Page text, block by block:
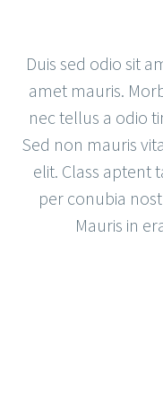
Duis sed odio sit
amet mauris.
nec tellus a odio
Sed non mauris
elit. Class aptent
per conubia
Mauris in